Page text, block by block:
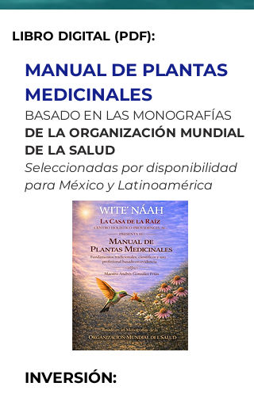
LIBRO DIGITAL (PDF):
MANUAL DE PLANTAS
MEDICINALES
BASADO EN LAS MONOGRAFÍAS
DE LA ORGANIZACIÓN MUNDIAL
DE LA SALUD
Seleccionadas por disponibilidad
para México y Latinoamérica
INVERSIÓN: